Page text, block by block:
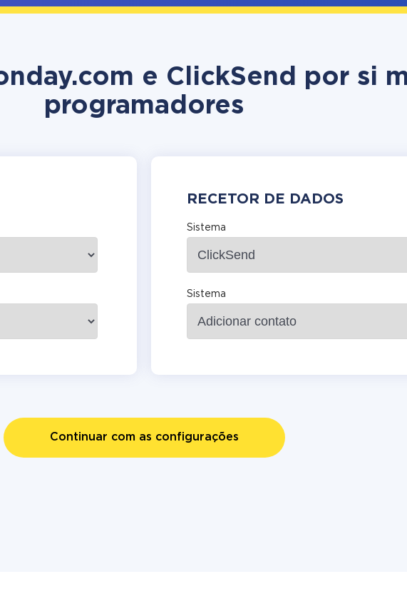
e ClickSend por si
programadores
RECETOR DE DADOS
Sistema
Sistema
Continuar com as configurações